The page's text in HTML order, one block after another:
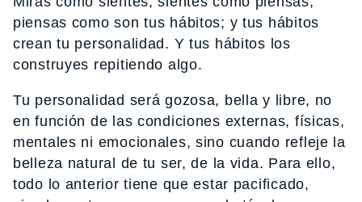
piensas como son tus hábitos; y tus hábitos
crean tu personalidad. Y tus hábitos los
construyes repitiendo algo.
Tu personalidad será gozosa, bella y libre, no
en función de las condiciones externas, físicas,
mentales ni emocionales, sino cuando refleje la
belleza natural de tu ser, de la vida. Para ello,
todo lo anterior tiene que estar pacificado,